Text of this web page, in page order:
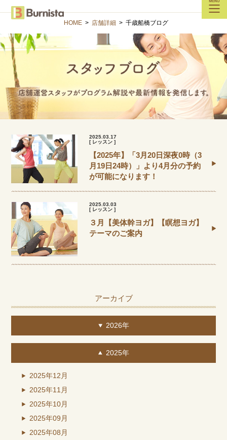
HOME > 店舗詳細 > 千歳船橋ブログ
2025.03.17
[ レッスン ]
【2025年】「3月20日深夜0時（3
月19日24時）」より4月分の予約
が可能になります！
2025.03.03
[ レッスン ]
３月【美体幹ヨガ】【瞑想ヨガ】
テーマのご案内
アーカイブ
2026年
2025年
2025年12月
2025年11月
2025年10月
2025年09月
2025年08月